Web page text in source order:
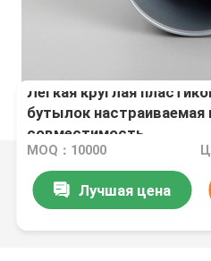
Легкая круглая
бутылок настраиваемая
совместимость
MOQ：10000
Лучшая цена